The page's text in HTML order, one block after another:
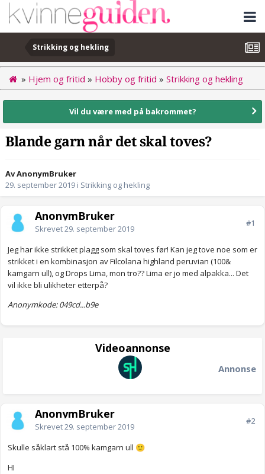
Strikking og hekling
» Hjem og fritid » Hobby og fritid » Strikking og hekling
Vil du være med på bakrommet?
Blande garn når det skal toves?
Av AnonymBruker
29. september 2019 i Strikking og hekling
AnonymBruker
Skrevet29. september 2019
#1
Jeg har ikke strikket plagg som skal toves før! Kan jeg tove noe som er
strikket i en kombinasjon av Filcolana highland peruvian (100&
kamgarn ull), og Drops Lima, mon tro?? Lima er jo med alpakka... Det
vil ikke bli ulikheter etterpå?
Anonymkode: 049cd...b9e
Videoannonse
Annonse
AnonymBruker
Skrevet29. september 2019
#2
Skulle såklart stå 100% kamgarn ull 🙂
HI